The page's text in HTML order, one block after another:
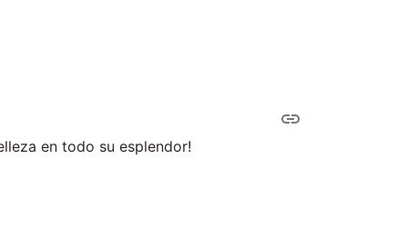
link
en todo su esplendor!